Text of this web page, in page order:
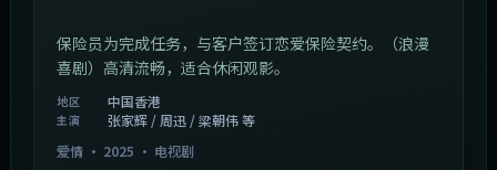
保险员为完成任务，与客户签订恋爱保险契约。（浪漫
喜剧）高清流畅，适合休闲观影。
地区 中国香港
主演
张家辉 / 周迅 / 梁朝伟 等
爱情· 2025 · 电视剧